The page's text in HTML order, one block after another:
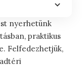
nyerhetünk
praktikus
Felfedezhetjük,